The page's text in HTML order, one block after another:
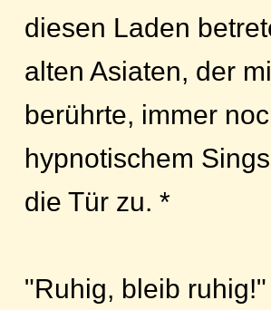
diesen Laden
alten Asiaten, der
berührte, immer
hypnotischem
die Tür zu. *
"Ruhig, bleib